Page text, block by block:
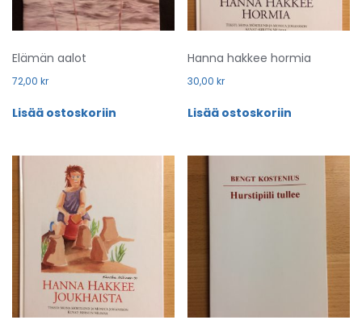
Elämän aalot
72,00 kr
Lisää ostoskoriin
Hanna hakkee hormia
30,00kr
Lisää ostoskoriin